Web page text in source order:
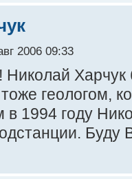
2006 09:33
Харчук
геологом,
в 1994 году
Буду